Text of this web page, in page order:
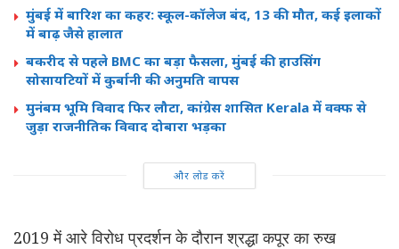
मुंबई में बारिश का कहर: स्कूल-कॉलेज बंद, 13 की मौत, कई इलाकों
में बाढ़ जैसे हालात
बकरीद से पहले BMC का बड़ा फैसला, मुंबई की हाउसिंग
सोसायटियों में कुर्बानी की अनुमति वापस
मुनंबम भूमि विवाद फिर लौटा, कांग्रेस शासित Kerala में वक्फ से
जुड़ा राजनीतिक विवाद दोबारा भड़का
और लोड करें
2019 में आरे विरोध प्रदर्शन के दौरान श्रद्धा कपूर का रुख